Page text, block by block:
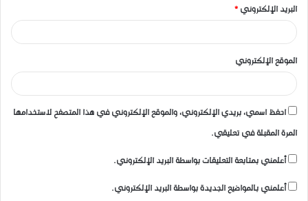
البريد الإلكتروني *
الموقع الإلكتروني
احفظ اسمي، بريدي الإلكتروني، والموقع الإلكتروني في هذا المتصفح لاستخدامها
المرة المقبلة في تعليقي.
أعلمني بمتابعة التعليقات بواسطة البريد الإلكتروني.
أعلمني بالمواضيع الجديدة بواسطة البريد الإلكتروني.